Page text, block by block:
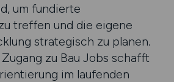
um fundierte
treffen und die eigene
strategisch zu planen.
zu Bau Jobs schafft
im laufenden